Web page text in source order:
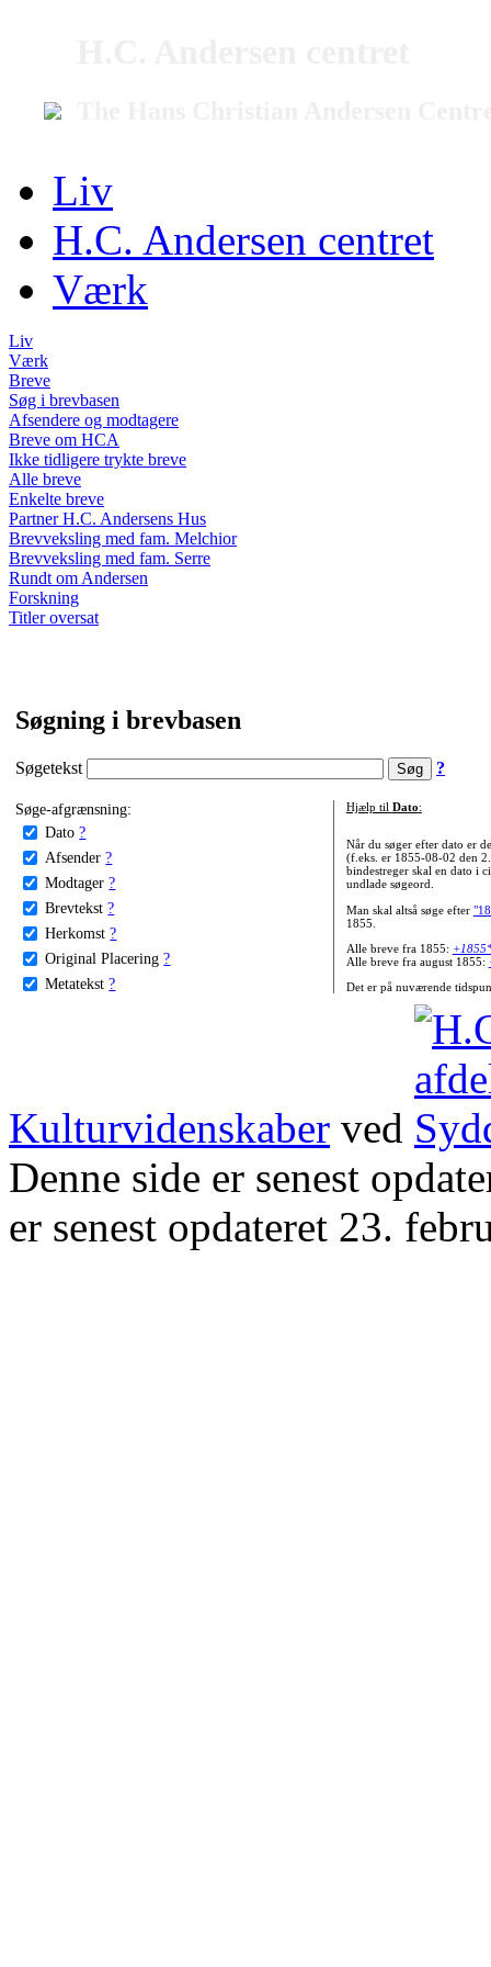
Liv
H.C. Andersen centret
Værk
Liv
Værk
Breve
Søg i brevbasen
Afsendere og modtagere
Breve om HCA
Ikke tidligere trykte breve
Alle breve
Enkelte breve
Partner H.C. Andersens Hus
Brevveksling med fam. Melchior
Brevveksling med fam. Serre
Rundt om Andersen
Forskning
Titler oversat
Søgning i brevbasen
Søgetekst ?
Søge-afgrænsning:
Dato ?
Afsender ?
Modtager ?
Brevtekst ?
Herkomst ?
Original Placering ?
Metatekst ?
Hjælp til Dato:
Når du søger efter dato er
(f.eks. er 1855-08-02 den
bindestreger skal en dato i
undlade søgeord.
Man skal altså søge efter
1855.
Alle breve fra 1855:
Alle breve fra august 1855:
Det er på nuværende
Kulturvidenskaber ved
Denne side er senest
er senest opdateret 23.